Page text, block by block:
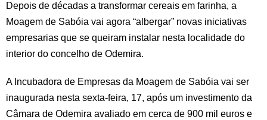
Depois de décadas a transformar cereais em farinha, a
Moagem de Sabóia vai agora “albergar” novas iniciativas
empresarias que se queiram instalar nesta localidade do
interior do concelho de Odemira.
A Incubadora de Empresas da Moagem de Sabóia vai ser
inaugurada nesta sexta-feira, 17, após um investimento da
Câmara de Odemira avaliado em cerca de 900 mil euros e